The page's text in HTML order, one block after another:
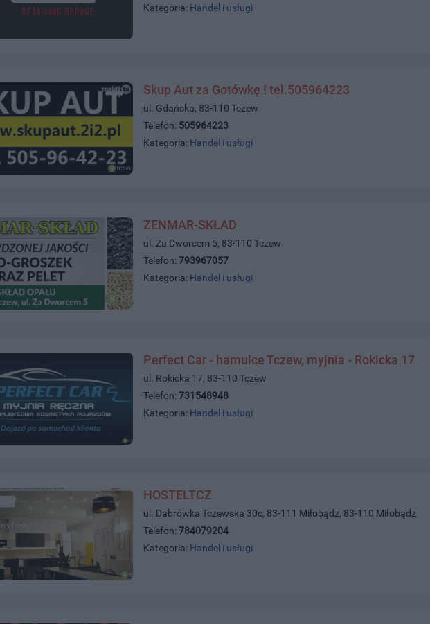
Kategoria: Handel i usługi
Skup Aut za Gotówkę ! tel.505964223
ul. Gdańska, 83-110 Tczew
Telefon: 505964223
Kategoria: Handel i usługi
ZENMAR-SKŁAD
ul. Za Dworcem 5, 83-110 Tczew
Telefon:793967057
Kategoria: Handel i usługi
Perfect Car - hamulce Tczew, myjnia - Rokicka 17
ul. Rokicka 17, 83-110 Tczew
Telefon:731548948
Kategoria: Handel i usługi
HOSTELTCZ
ul. Dabrówka Tczewska 30c, 83-111 Miłobądz, 83-110 Miłobądz
Telefon:784079204
Kategoria: Handel i usługi